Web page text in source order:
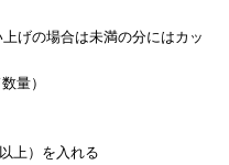
げの場合は未満の分にはカッ
量）
上）を入れる